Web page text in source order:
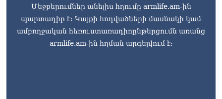
Մեջբերումներ անելիս հղումը armlife.am-ին
պարտադիր է: Կայքի հոդվածների մասնակի կամ
ամբողջական հեռուստառադիոընթերցումն առանց
armlife.am-ին հղման արգելվում է: